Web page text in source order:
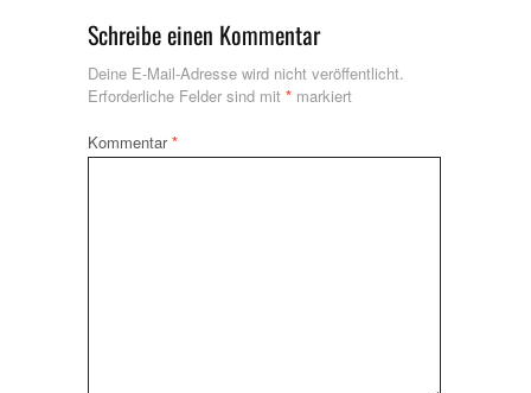
Schreibe einen Kommentar
Deine E-Mail-Adresse wird nicht veröffentlicht.
Erforderliche Felder sind mit * markiert
Kommentar*